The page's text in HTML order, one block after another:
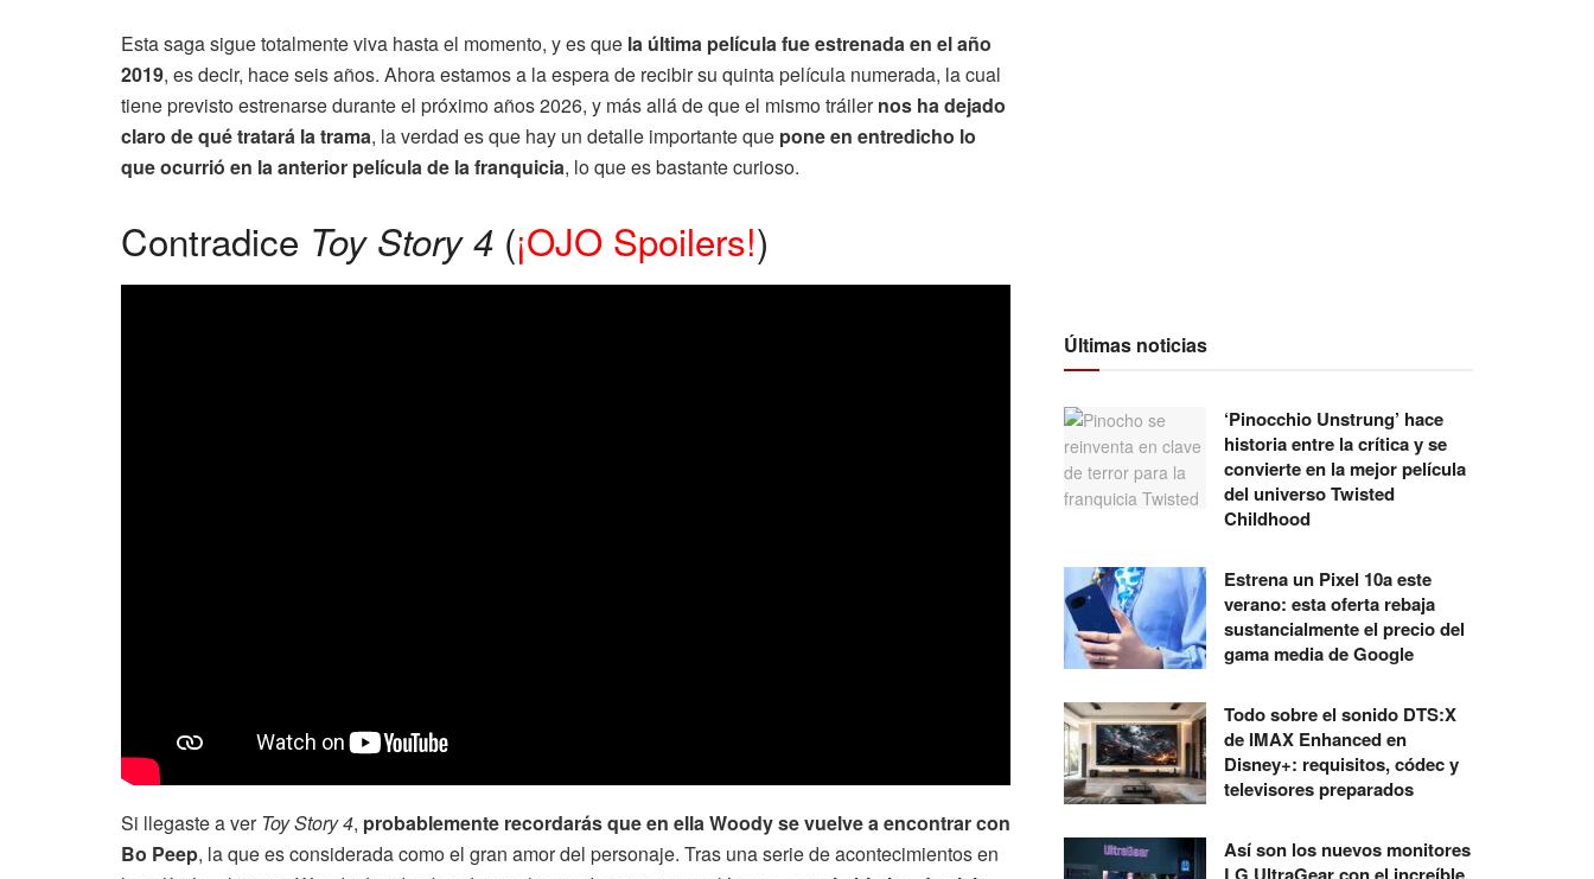
Esta saga sigue totalmente viva hasta el momento, y es que la última película fue estrenada en el año
2019, es decir, hace seis años. Ahora estamos a la espera de recibir su quinta película numerada, la cual
tiene previsto estrenarse durante el próximo años 2026, y más allá de que el mismo tráilernos ha dejado
claro de qué tratará la trama, la verdad es que hay un detalle importante que pone en entredicho lo
que ocurrió en la anterior película de la franquicia, lo que es bastante curioso.
Contradice Toy Story 4 (¡OJO Spoilers!)
Si llegaste a ver Toy Story 4, probablemente recordarás que en ella Woody se vuelve a encontrar con
Bo Peep, la que es considerada como el gran amor del personaje. Tras una serie de acontecimientos en
Últimas noticias
‘Pinocchio Unstrung’ hace
historia entre la crítica y se
convierte en la mejor película
del universo Twisted
Childhood
Estrena un Pixel 10a este
verano: esta oferta rebaja
sustancialmente el precio del
gama media de Google
Todo sobre el sonido DTS:X
de IMAX Enhanced en
Disney+: requisitos, códec y
televisores preparados
Así son los nuevos monitores